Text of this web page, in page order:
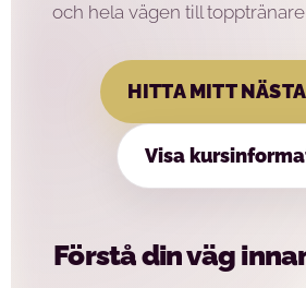
och hela vägen till
HITTA MITT
Visa
Förstå din väg